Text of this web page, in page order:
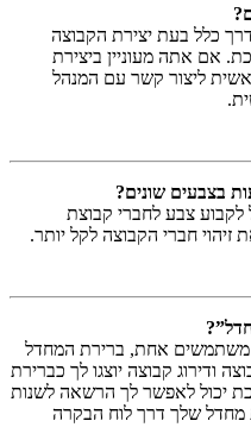
כלל בעת יצירת הקבוצה
אם אתה מעוניין ביצירת
ליצור קשר עם המנהל
בצבעים שונים?
צבע לחברי קבוצת
חברי הקבוצה לקל יותר.
אחת, ברירת המחדל
ודירוג קבוצה יוצגו לך כברירת
יכול לאפשר לך הרשאה לשנות
שלך דרך לוח הבקרה